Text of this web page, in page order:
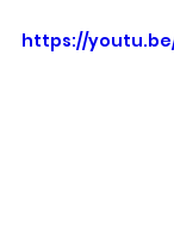
https://